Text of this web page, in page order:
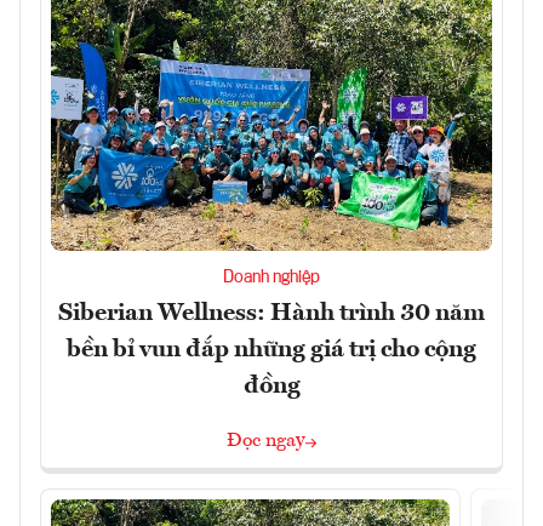
Doanh nghiệp
Siberian Wellness: Hành trình 30 năm
bền bỉ vun đắp những giá trị cho cộng
đồng
Đọc ngay